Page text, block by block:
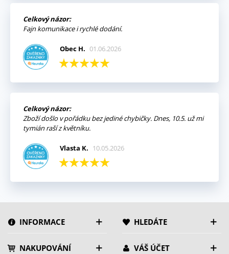
Celkový názor:
Fajn komunikace i rychlé dodání.
Obec H. 01.06.2026
Celkový názor:
Zboží došlo v pořádku bez jediné chybičky. Dnes, 10.5. už mi
tymián raší z květníku.
Vlasta K. 10.05.2026
INFORMACE HLEDÁTE
NAKUPOVÁNÍ VÁŠ ÚČET